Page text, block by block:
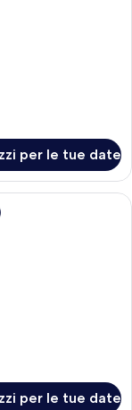
per le tue date
d'albergo moderna con
per le tue date